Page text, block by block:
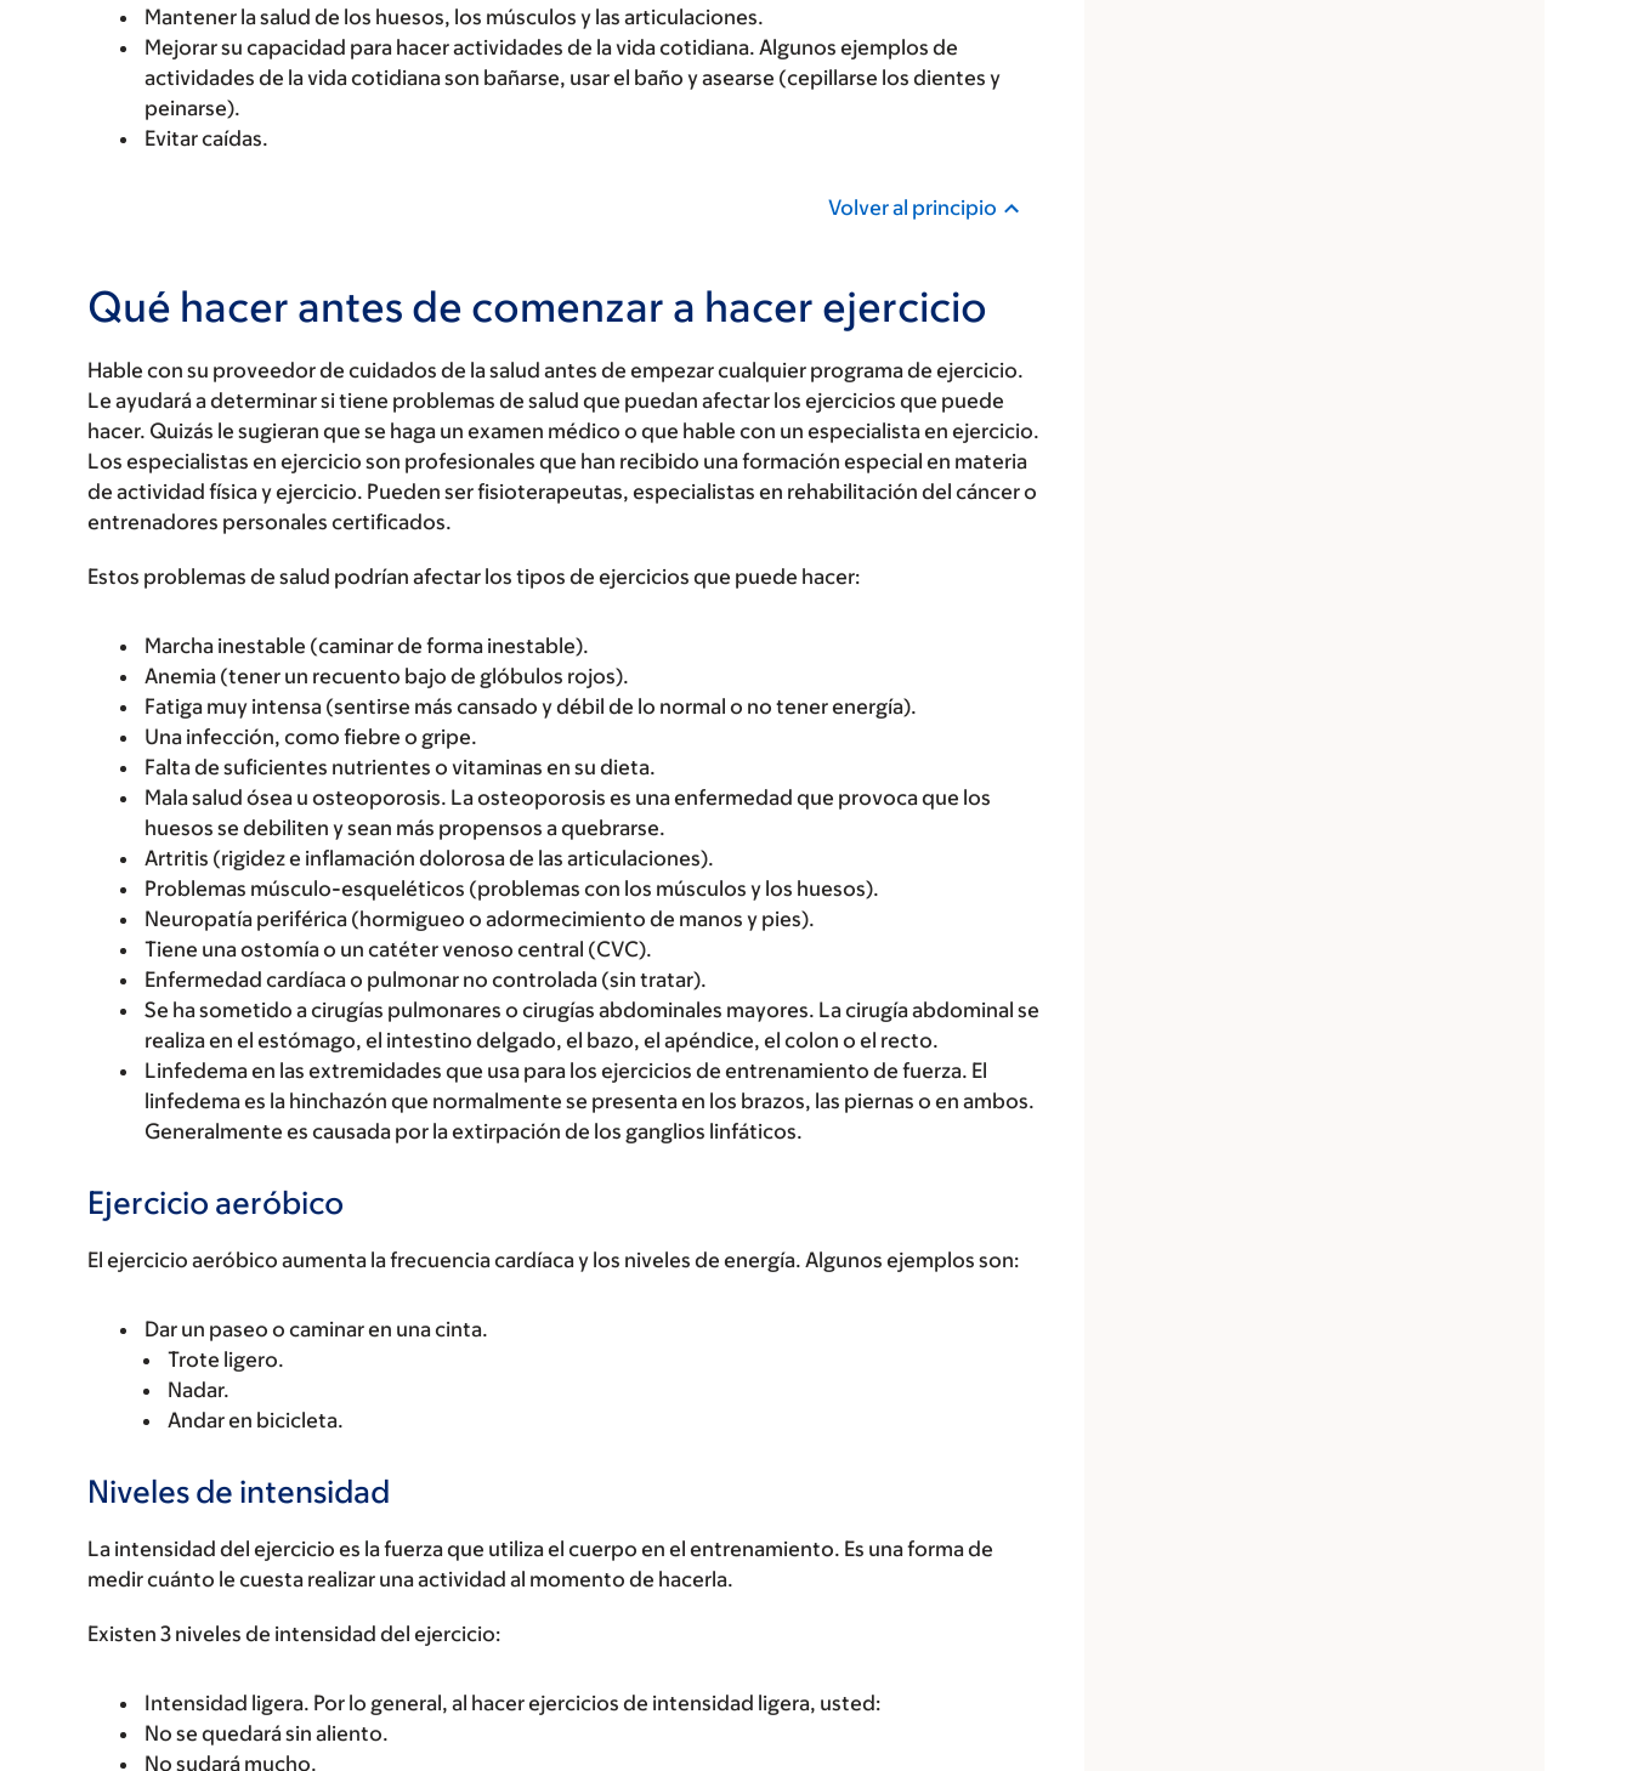
Mantener la salud de los huesos, los músculos y las articulaciones.
Mejorar su capacidad para hacer actividades de la vida cotidiana. Algunos ejemplos de
actividades de la vida cotidiana son bañarse, usar el baño y asearse (cepillarse los dientes y
peinarse).
Evitar caídas.
Volver al principio
Qué hacer antes de comenzar a hacer ejercicio
Hable con su proveedor de cuidados de la salud antes de empezar cualquier programa de ejercicio.
Le ayudará a determinar si tiene problemas de salud que puedan afectar los ejercicios que puede
hacer. Quizás le sugieran que se haga un examen médico o que hable con un especialista en ejercicio.
Los especialistas en ejercicio son profesionales que han recibido una formación especial en materia
de actividad física y ejercicio. Pueden ser fisioterapeutas, especialistas en rehabilitación del cáncer o
entrenadores personales certificados.
Estos problemas de salud podrían afectar los tipos de ejercicios que puede hacer:
Marcha inestable (caminar de forma inestable).
Anemia (tener un recuento bajo de glóbulos rojos).
Fatiga muy intensa (sentirse más cansado y débil de lo normal o no tener energía).
Una infección, como fiebre o gripe.
Falta de suficientes nutrientes o vitaminas en su dieta.
Mala salud ósea u osteoporosis. La osteoporosis es una enfermedad que provoca que los
huesos se debiliten y sean más propensos a quebrarse.
Artritis (rigidez e inflamación dolorosa de las articulaciones).
Problemas músculo-esqueléticos (problemas con los músculos y los huesos).
Neuropatía periférica (hormigueo o adormecimiento de manos y pies).
Tiene una ostomía o un catéter venoso central (CVC).
Enfermedad cardíaca o pulmonar no controlada (sin tratar).
Se ha sometido a cirugías pulmonares o cirugías abdominales mayores. La cirugía abdominal se
realiza en el estómago, el intestino delgado, el bazo, el apéndice, el colon o el recto.
Linfedema en las extremidades que usa para los ejercicios de entrenamiento de fuerza. El
linfedema es la hinchazón que normalmente se presenta en los brazos, las piernas o en ambos.
Generalmente es causada por la extirpación de los ganglios linfáticos.
Ejercicio aeróbico
El ejercicio aeróbico aumenta la frecuencia cardíaca y los niveles de energía. Algunos ejemplos son:
Dar un paseo o caminar en una cinta.
Trote ligero.
Nadar.
Andar en bicicleta.
Niveles de intensidad
La intensidad del ejercicio es la fuerza que utiliza el cuerpo en el entrenamiento. Es una forma de
medir cuánto le cuesta realizar una actividad al momento de hacerla.
Existen 3 niveles de intensidad del ejercicio:
Intensidad ligera. Por lo general, al hacer ejercicios de intensidad ligera, usted:
No se quedará sin aliento.
No sudará mucho.